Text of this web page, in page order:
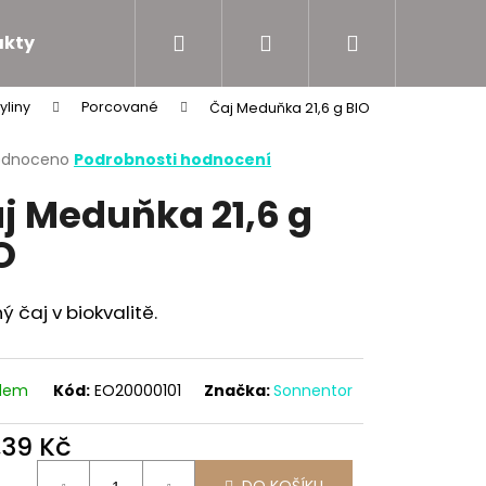
Podporujeme Přihlášení
Porcované Čaj Meduňka 21,6 g BIO
Podrobnosti hodnocení
Meduňka 21,6 g
čaj v biokvalitě.
Kód: EO20000101 Značka:Sonnentor
Kč